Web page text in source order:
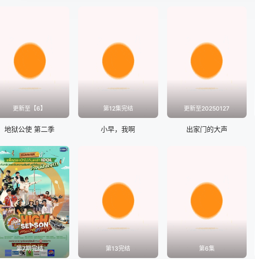
更新至【6】
地狱公使 第二季
第12集完结
小早，我啊
更新至20250127
出家门的大声
第7期完结 第13完结 第6集